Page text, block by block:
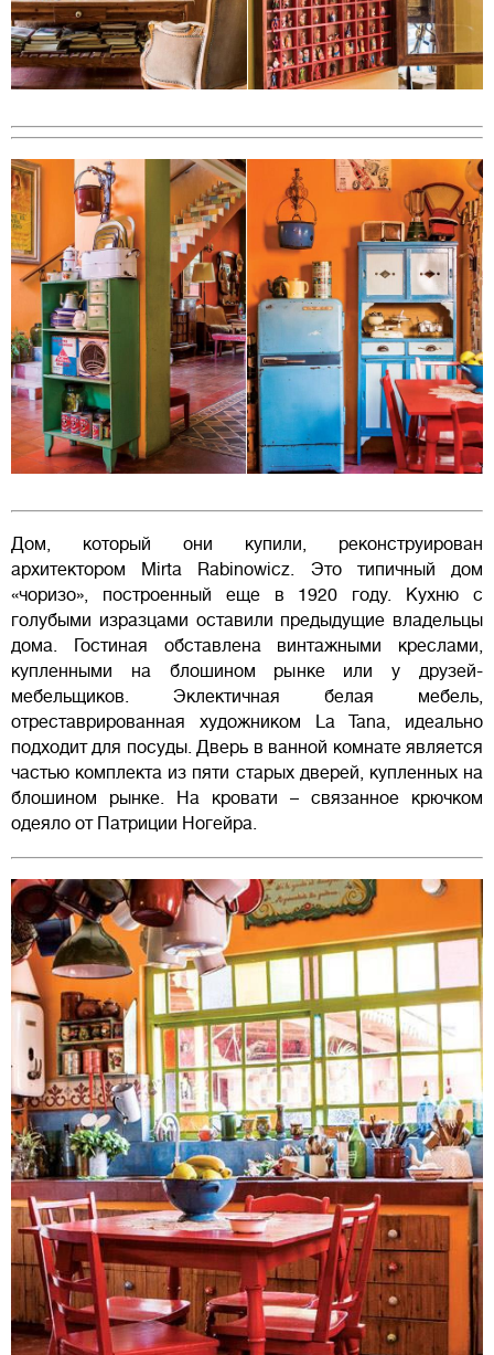
Дом, который они купили, реконструирован
архитектором Mirta Rabinowicz. Это типичный дом
«чоризо», построенный еще в 1920 году. Кухню с
голубыми изразцами оставили предыдущие владельцы
дома. Гостиная обставлена винтажными креслами,
купленными на блошином рынке или у друзей-
мебельщиков. Эклектичная белая мебель,
отреставрированная художником La Tana, идеально
подходит для посуды. Дверь в ванной комнате является
частью комплекта из пяти старых дверей, купленных на
блошином рынке. На кровати – связанное крючком
одеяло от Патриции Ногейра.